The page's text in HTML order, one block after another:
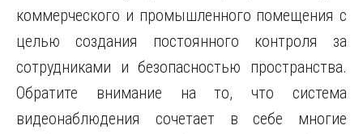
коммерческого и промышленного помещения с
целью создания постоянного контроля за
сотрудниками и безопасностью пространства.
Обратите внимание на то, что система
видеонаблюдения сочетает в себе многие